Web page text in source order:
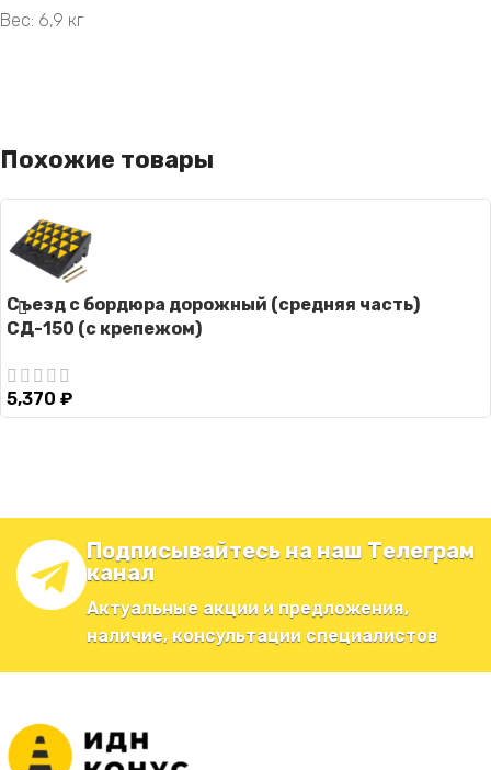
Вес: 6,9 кг
Похожие товары
Съезд с бордюра дорожный (средняя часть)
СД-150 (с крепежом)
5,370 ₽
Подписывайтесь на наш Телеграм
канал
Актуальные акции и предложения,
наличие, консультации специалистов